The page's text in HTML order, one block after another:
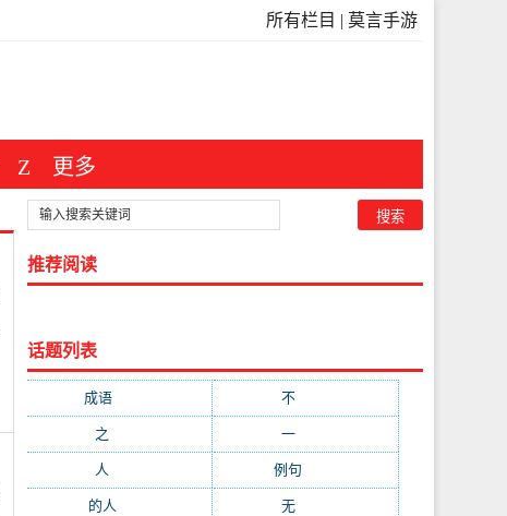
所有栏目 | 莫言手游
Z 更多
推荐阅读
话题列表
成语 不(371)
之 一(209)
人 例句
的人 无(123)